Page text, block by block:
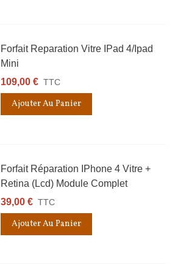
Forfait Reparation Vitre IPad 4/ipad
Mini
109,00 € TTC
Ajouter Au Panier
Forfait Réparation IPhone 4 Vitre +
Retina (lcd) Module Complet
39,00 € TTC
Ajouter Au Panier